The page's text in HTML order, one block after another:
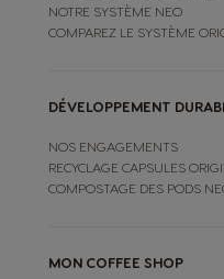
NOTRE SYSTÈME NEO
COMPAREZ LE SYSTÈME
DÉVELOPPEMENT
NOS ENGAGEMENTS
RECYCLAGE CAPSULES
COMPOSTAGE DES PODS
MON COFFEE SHOP